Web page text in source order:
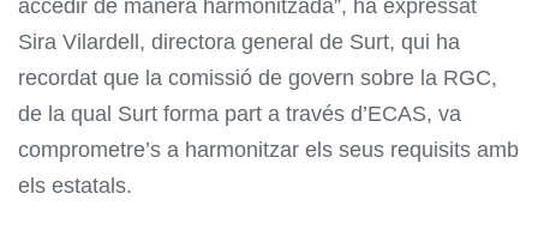
accedir de manera harmonitzada”, ha expressat
Sira Vilardell, directora general de Surt, qui ha
recordat que la comissió de govern sobre la RGC,
de la qual Surt forma part a través d’ECAS, va
comprometre’s a harmonitzar els seus requisits amb
els estatals.